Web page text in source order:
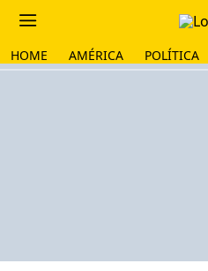
HOME AMÉRICA POLÍTICA